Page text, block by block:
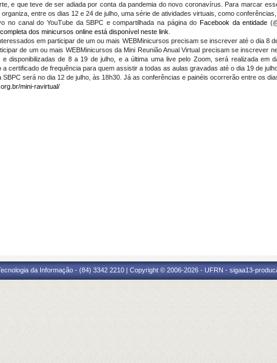
e que teve de ser adiada por conta da pandemia do novo coronavírus. Para marcar
entre os dias 12 e 24 de julho , uma série de atividades virtuais, como
no canal do YouTube da SBPC e compartilhada na página do Facebook da entidade
dos minicursos online está disponível neste link
em participar de um ou mais WEBMinicursos precisam se inscrever até o dia8
de um ou mais WEBMinicursos da Mini Reunião Anual Virtual precisam se
disponibilizadas de 8 a 19 de julho , e a última uma live pelo Zoom, será realizada em
certificado de frequência para quem assistir a todas as aulas gravadas até o dia 19 de
SBPC será no dia 12 de julho , às 18h30. Já as conferências e painéis ocorrerão entre os
mini-ravirtual/
da Informação - (84) 3342 2210 | Copyright © 2006-2026 - UFRN - sigaa13-